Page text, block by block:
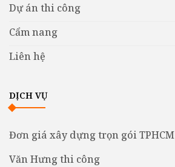
Dự án thi công
Cẩm nang
Liên hệ
DỊCH VỤ
Đơn giá xây dựng trọn gói TPHCM
Văn Hưng thi công